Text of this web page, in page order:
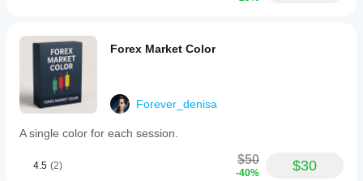
Forex Market Color
Forever_denisa
A single color for each session.
4.5 (2) $50
-40% $30